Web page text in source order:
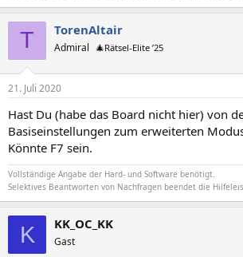
T TorenAltair
Admiral 🎄Rätsel-Elite ’25
21. Juli 2020
Hast Du (habe das Board nicht hier) von
Basiseinstellungen zum erweiterten
Könnte F7 sein.
Vollständige Angabe der Hard- und Software benötigt.
Selektives Beantworten von Nachfragen beendet die
K KK_OC_KK
Gast